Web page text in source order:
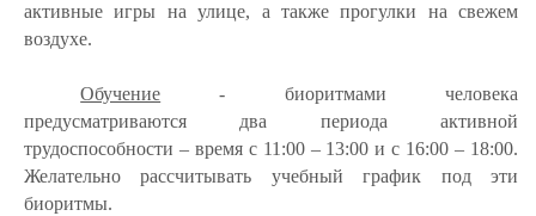
активные игры на улице, а также прогулки на свежем
воздухе.
Обучение - биоритмами человека
предусматриваются два периода активной
трудоспособности – время с 11:00 – 13:00 и с 16:00 – 18:00.
Желательно рассчитывать учебный график под эти
биоритмы.